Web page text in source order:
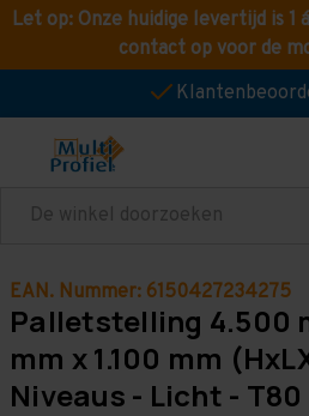
Let op: Onze huidige levertijd is 1
contact op voor de
Zoeken
EAN. Nummer: 6150427234275
Palletstelling 4.500
mm x 1.100 mm
Niveaus - Licht - T80